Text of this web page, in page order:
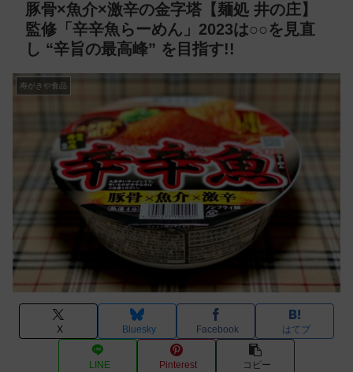
豚骨×魚介×激辛の金字塔【麺処 井の庄】
監修「辛辛魚らーめん」2023は○○を見直
し “辛旨の最高峰” を目指す!!
寿がきや食品
X Bluesky Facebook はてブ
LINE Pinterest コピー